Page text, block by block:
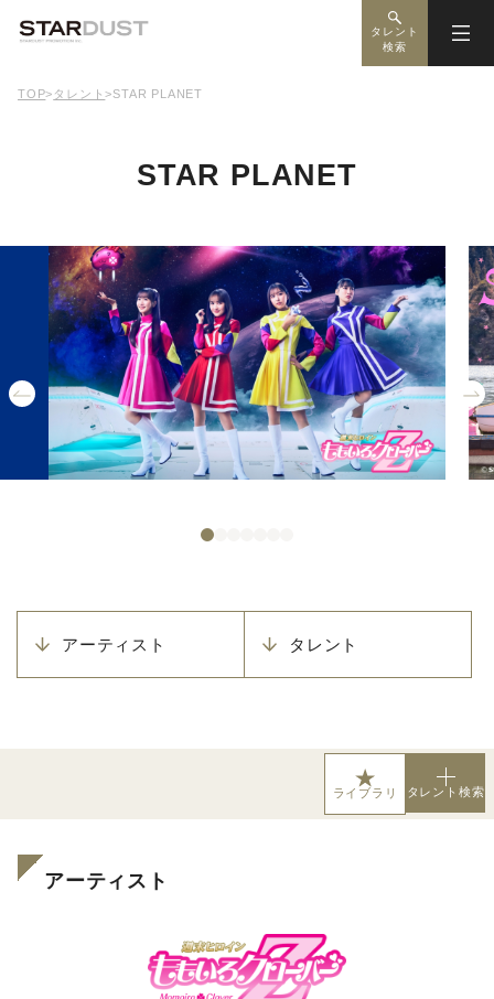
タレント
検索
TOP> タレント>STAR PLANET
STAR PLANET
アーティスト タレント
ライブラリ タレント検索
アーティスト